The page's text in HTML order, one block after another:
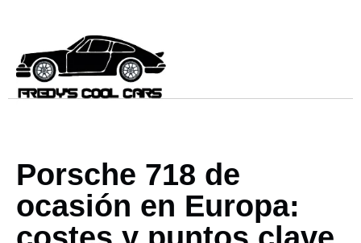
contenido
Porsche 718 de
ocasión en Europa: